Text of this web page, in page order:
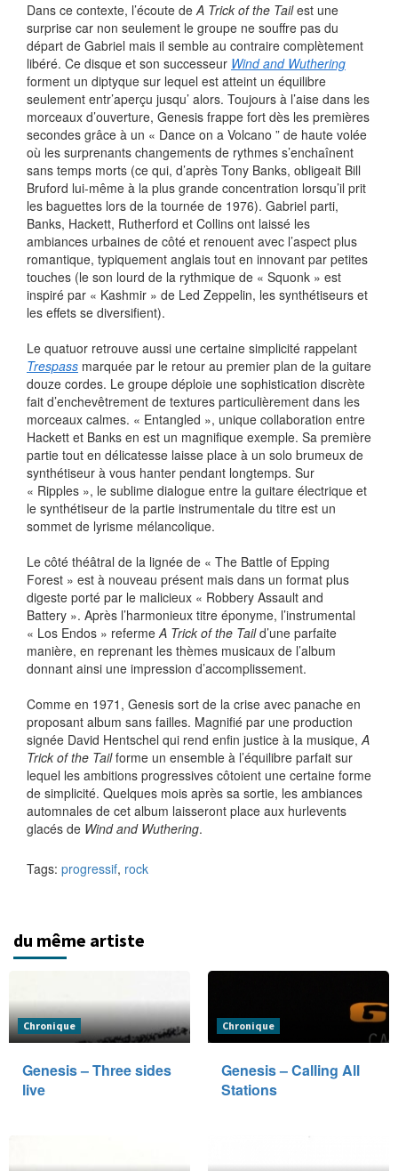
Dans ce contexte, l’écoute deA Trick of the Tailest une
surprise car non seulement le groupe ne souffre pas du
départ de Gabriel mais il semble au contraire complètement
libéré. Ce disque et son successeur Wind and Wuthering
forment un diptyque sur lequel est atteint un équilibre
seulement entr’aperçu jusqu’ alors. Toujours à l’aise dans les
morceaux d’ouverture, Genesis frappe fort dès les premières
secondes grâce à un « Dance on a Volcano ” de haute volée
où les surprenants changements de rythmes s’enchaînent
sans temps morts (ce qui, d’après Tony Banks, obligeait Bill
Bruford lui-même à la plus grande concentration lorsqu’il prit
les baguettes lors de la tournée de 1976). Gabriel parti,
Banks, Hackett, Rutherford et Collins ont laissé les
ambiances urbaines de côté et renouent avec l’aspect plus
romantique, typiquement anglais tout en innovant par petites
touches (le son lourd de la rythmique de « Squonk » est
inspiré par « Kashmir » de Led Zeppelin, les synthétiseurs et
les effets se diversifient).
Le quatuor retrouve aussi une certaine simplicité rappelant
Trespass marquée par le retour au premier plan de la guitare
douze cordes. Le groupe déploie une sophistication discrète
fait d’enchevêtrement de textures particulièrement dans les
morceaux calmes. « Entangled », unique collaboration entre
Hackett et Banks en est un magnifique exemple. Sa première
partie tout en délicatesse laisse place à un solo brumeux de
synthétiseur à vous hanter pendant longtemps. Sur
« Ripples », le sublime dialogue entre la guitare électrique et
le synthétiseur de la partie instrumentale du titre est un
sommet de lyrisme mélancolique.
Le côté théâtral de la lignée de « The Battle of Epping
Forest » est à nouveau présent mais dans un format plus
digeste porté par le malicieux « Robbery Assault and
Battery ». Après l’harmonieux titre éponyme, l’instrumental
« Los Endos » refermeA Trick of the Taild’une parfaite
manière, en reprenant les thèmes musicaux de l’album
donnant ainsi une impression d’accomplissement.
Comme en 1971, Genesis sort de la crise avec panache en
proposant album sans failles. Magnifié par une production
signée David Hentschel qui rend enfin justice à la musique,A
Trick of the Tailforme un ensemble à l’équilibre parfait sur
lequel les ambitions progressives côtoient une certaine forme
de simplicité. Quelques mois après sa sortie, les ambiances
automnales de cet album laisseront place aux hurlevents
glacés de Wind and Wuthering.
Tags: progressif, rock
du même artiste
Chronique
Genesis – Three sides
live
Chronique
Genesis – Calling All
Stations